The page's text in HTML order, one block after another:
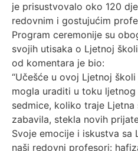
je prisustvovalo oko 120
redovnim i gostujućim
Program ceremonije su
svojih utisaka o Ljetnoj
od komentara je bio:
“Učešće u ovoj Ljetnoj
mogla uraditi u toku
sedmice, koliko traje
zabavila, stekla novih
Svoje emocije i iskustva sa
naši redovni profesori: